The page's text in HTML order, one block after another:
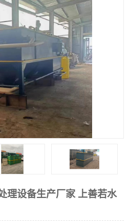
理设备生产厂家 上善若水
实验室污水处理设备
臭氧消毒设备
屠宰污水处理设备
食品制造业污水处理设备